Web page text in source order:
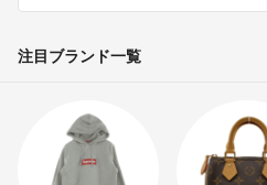
注目ブランド一覧